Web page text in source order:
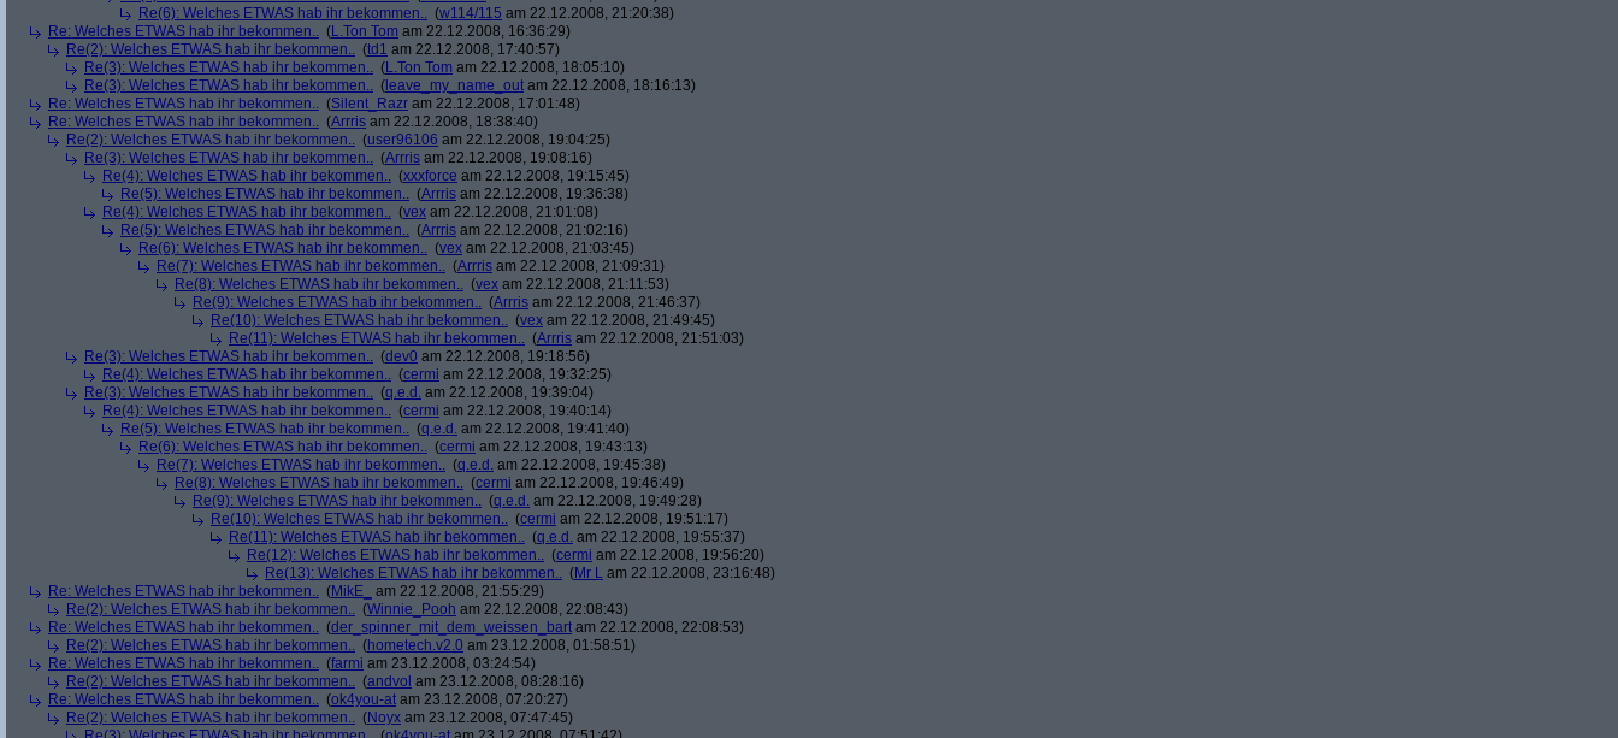
Re(6): Welches ETWAS hab ihr bekommen.. (w114/115 am 22.12.2008, 21:20:38)
Re: Welches ETWAS hab ihr bekommen.. (L.Ton Tom am 22.12.2008, 16:36:29)
Re(2): Welches ETWAS hab ihr bekommen.. (td1 am 22.12.2008, 17:40:57)
Re(3): Welches ETWAS hab ihr bekommen.. (L.Ton Tom am 22.12.2008, 18:05:10)
Re(3): Welches ETWAS hab ihr bekommen.. ( leave_my_name_out am 22.12.2008, 18:16:13)
Re: Welches ETWAS hab ihr bekommen.. (Silent_Razr am 22.12.2008, 17:01:48)
Re: Welches ETWAS hab ihr bekommen.. (Arrris am 22.12.2008, 18:38:40)
Re(2): Welches ETWAS hab ihr bekommen.. (user96106 am 22.12.2008, 19:04:25)
Re(3): Welches ETWAS hab ihr bekommen.. (Arrris am 22.12.2008, 19:08:16)
Re(4): Welches ETWAS hab ihr bekommen.. (xxxforce am 22.12.2008, 19:15:45)
Re(5): Welches ETWAS hab ihr bekommen.. (Arrris am 22.12.2008, 19:36:38)
Re(4): Welches ETWAS hab ihr bekommen.. (vex am 22.12.2008, 21:01:08)
Re(5): Welches ETWAS hab ihr bekommen.. (Arrris am 22.12.2008, 21:02:16)
Re(6): Welches ETWAS hab ihr bekommen.. (vex am 22.12.2008, 21:03:45)
Re(7): Welches ETWAS hab ihr bekommen.. (Arrris am 22.12.2008, 21:09:31)
Re(8): Welches ETWAS hab ihr bekommen.. (vex am 22.12.2008, 21:11:53)
Re(9): Welches ETWAS hab ihr bekommen.. (Arrris am 22.12.2008, 21:46:37)
Re(10): Welches ETWAS hab ihr bekommen.. (vex am 22.12.2008, 21:49:45)
Re(11): Welches ETWAS hab ihr bekommen.. (Arrris am 22.12.2008, 21:51:03)
Re(3): Welches ETWAS hab ihr bekommen.. (dev0 am 22.12.2008, 19:18:56)
Re(4): Welches ETWAS hab ihr bekommen.. (cermi am 22.12.2008, 19:32:25)
Re(3): Welches ETWAS hab ihr bekommen.. (q.e.d. am 22.12.2008, 19:39:04)
Re(4): Welches ETWAS hab ihr bekommen.. (cermi am 22.12.2008, 19:40:14)
Re(5): Welches ETWAS hab ihr bekommen.. (q.e.d. am 22.12.2008, 19:41:40)
Re(6): Welches ETWAS hab ihr bekommen.. (cermi am 22.12.2008, 19:43:13)
Re(7): Welches ETWAS hab ihr bekommen.. (q.e.d. am 22.12.2008, 19:45:38)
Re(8): Welches ETWAS hab ihr bekommen.. (cermi am 22.12.2008, 19:46:49)
Re(9): Welches ETWAS hab ihr bekommen.. (q.e.d. am 22.12.2008, 19:49:28)
Re(10): Welches ETWAS hab ihr bekommen.. (cermi am 22.12.2008, 19:51:17)
Re(11): Welches ETWAS hab ihr bekommen.. (q.e.d. am 22.12.2008, 19:55:37)
Re(12): Welches ETWAS hab ihr bekommen.. (cermi am 22.12.2008, 19:56:20)
Re(13): Welches ETWAS hab ihr bekommen.. (Mr L am 22.12.2008, 23:16:48)
Re: Welches ETWAS hab ihr bekommen.. (MikE_
am 22.12.2008, 21:55:29)
Re(2): Welches ETWAS hab ihr bekommen.. (Winnie_Pooh am 22.12.2008, 22:08:43)
Re: Welches ETWAS hab ihr bekommen.. (der_spinner_mit_dem_weissen_bart am 22.12.2008, 22:08:53)
Re(2): Welches ETWAS hab ihr bekommen.. (hometech.v2.0 am 23.12.2008, 01:58:51)
Re: Welches ETWAS hab ihr bekommen.. (farmi am 23.12.2008, 03:24:54)
Re(2): Welches ETWAS hab ihr bekommen.. (andvol am 23.12.2008, 08:28:16)
Re: Welches ETWAS hab ihr bekommen.. (ok4you-at am 23.12.2008, 07:20:27)
Re(2): Welches ETWAS hab ihr bekommen.. (Noyx am 23.12.2008, 07:47:45)